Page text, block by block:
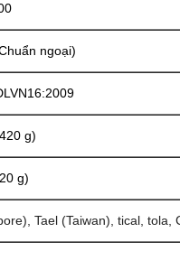
ngoại)
g)
g)
Tael (Taiwan), tical, tola,